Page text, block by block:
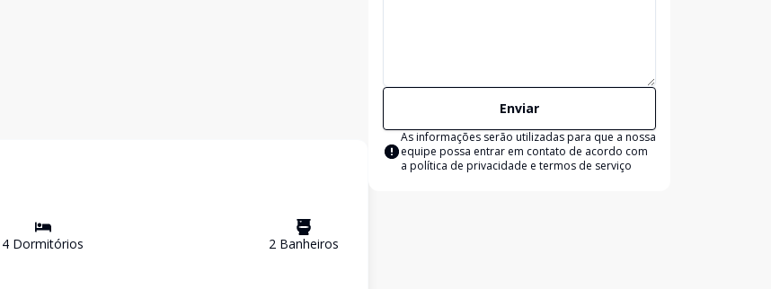
4 Dormitórios 2 Banheiros
Enviar
As informações serão utilizadas para que a nossa
equipe possa entrar em contato de acordo com
a política de privacidade e termos de serviço